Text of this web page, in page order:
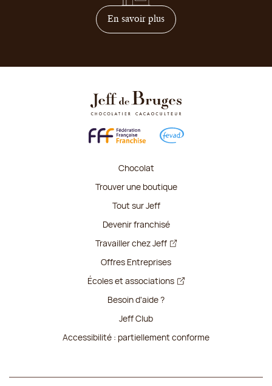
En savoir plussur comment devenir
Chocolat
Trouver une boutique
Tout sur Jeff
Devenir franchisé
Travailler chez Jeff
Offres Entreprises
Écoles et associations
Besoin d'aide ?
Jeff Club
Accessibilité : partiellement conforme